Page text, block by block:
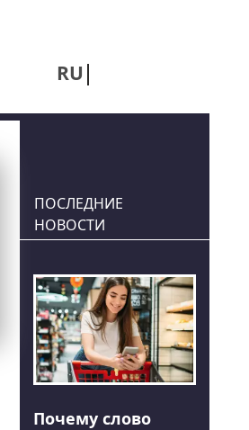
RU
ПОСЛЕДНИЕ
НОВОСТИ
Почему слово